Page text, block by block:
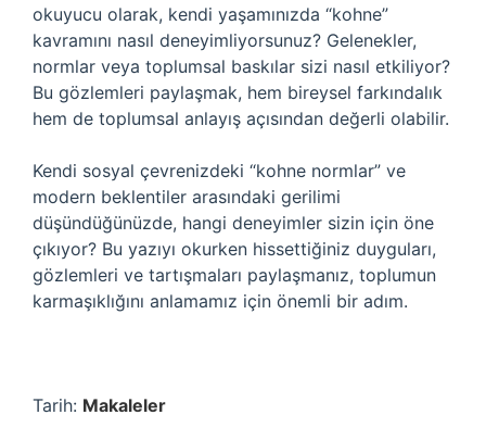
okuyucu olarak, kendi yaşamınızda “kohne”
kavramını nasıl deneyimliyorsunuz? Gelenekler,
normlar veya toplumsal baskılar sizi nasıl etkiliyor?
Bu gözlemleri paylaşmak, hem bireysel farkındalık
hem de toplumsal anlayış açısından değerli olabilir.
Kendi sosyal çevrenizdeki “kohne normlar” ve
modern beklentiler arasındaki gerilimi
düşündüğünüzde, hangi deneyimler sizin için öne
çıkıyor? Bu yazıyı okurken hissettiğiniz duyguları,
gözlemleri ve tartışmaları paylaşmanız, toplumun
karmaşıklığını anlamamız için önemli bir adım.
Tarih: Makaleler